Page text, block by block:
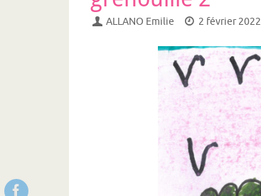
ALLANO Emilie 2 février 2022